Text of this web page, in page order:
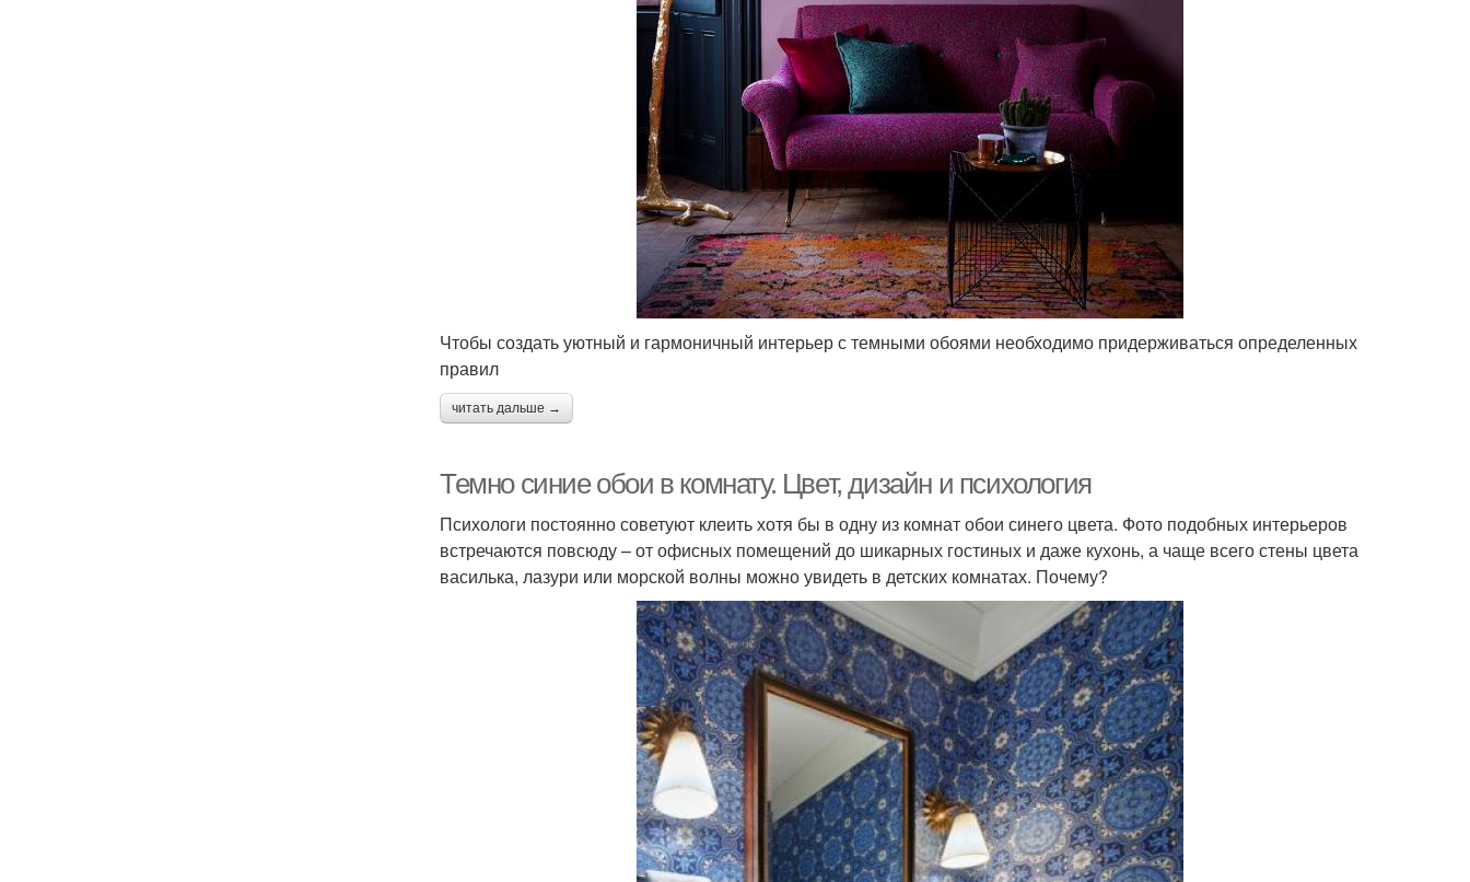
Чтобы создать уютный и гармоничный интерьер с темными обоями необходимо придерживаться определенных
правил
читать дальше →
Темно синие обои в комнату. Цвет, дизайн и психология
Психологи постоянно советуют клеить хотя бы в одну из комнат обои синего цвета. Фото подобных интерьеров
встречаются повсюду – от офисных помещений до шикарных гостиных и даже кухонь, а чаще всего стены цвета
василька, лазури или морской волны можно увидеть в детских комнатах. Почему?